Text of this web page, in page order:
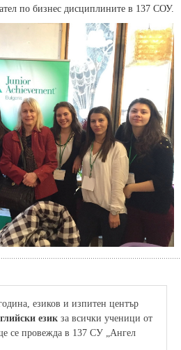
по бизнес дисциплините в 137 СОУ.
езиков и изпитен център
език за всички ученици от
се провежда в 137 СУ „Ангел